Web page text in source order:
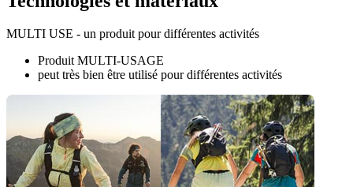
MULTI USE - un produit pour différentes activités
Produit MULTI-USAGE
peut très bien être utilisé pour différentes activités